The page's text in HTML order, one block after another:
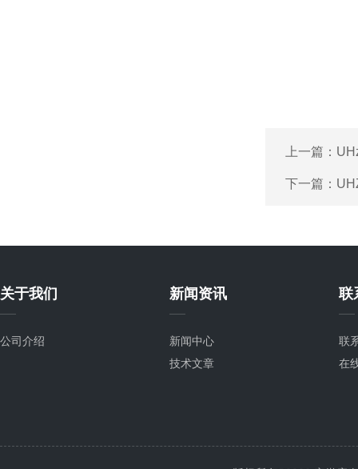
上一篇：
下一篇：
关于我们
公司介绍
新闻资讯
新闻中心
技术文章
联
联
在